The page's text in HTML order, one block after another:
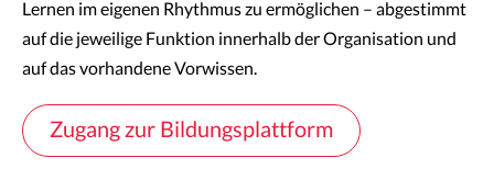
Lernen im eigenen Rhythmus zu ermöglichen – abgestimmt
auf die jeweilige Funktion innerhalb der Organisation und
auf das vorhandene Vorwissen.
Zugang zur Bildungsplattform